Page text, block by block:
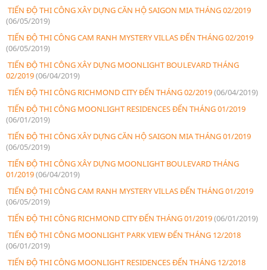
TIẾN ĐỘ THI CÔNG XÂY DỰNG CĂN HỘ SAIGON MIA THÁNG 02/2019
(06/05/2019)
TIẾN ĐỘ THI CÔNG CAM RANH MYSTERY VILLAS ĐẾN THÁNG 02/2019
(06/05/2019)
TIẾN ĐỘ THI CÔNG XÂY DỰNG MOONLIGHT BOULEVARD THÁNG
02/2019(06/04/2019)
TIẾN ĐỘ THI CÔNG RICHMOND CITY ĐẾN THÁNG 02/2019(06/04/2019)
TIẾN ĐỘ THI CÔNG MOONLIGHT RESIDENCES ĐẾN THÁNG 01/2019
(06/01/2019)
TIẾN ĐỘ THI CÔNG XÂY DỰNG CĂN HỘ SAIGON MIA THÁNG 01/2019
(06/05/2019)
TIẾN ĐỘ THI CÔNG XÂY DỰNG MOONLIGHT BOULEVARD THÁNG
01/2019(06/04/2019)
TIẾN ĐỘ THI CÔNG CAM RANH MYSTERY VILLAS ĐẾN THÁNG 01/2019
(06/05/2019)
TIẾN ĐỘ THI CÔNG RICHMOND CITY ĐẾN THÁNG 01/2019(06/01/2019)
TIẾN ĐỘ THI CÔNG MOONLIGHT PARK VIEW ĐẾN THÁNG 12/2018
(06/01/2019)
TIẾN ĐỘ THI CÔNG MOONLIGHT RESIDENCES ĐẾN THÁNG 12/2018